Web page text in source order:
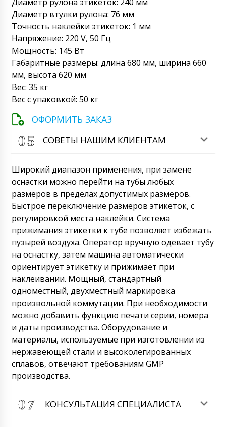
Диаметр втулки рулона: 76 мм
Точность наклейки этикеток: 1 мм
Напряжение: 220 V, 50 Гц
Мощность: 145 Вт
Габаритные размеры: длина 680 мм, ширина 660
мм, высота 620 мм
Вес: 35 кг
Вес с упаковкой: 50 кг
ОФОРМИТЬ ЗАКАЗ
СОВЕТЫ НАШИМ КЛИЕНТАМ
Широкий диапазон применения, при замене
оснастки можно перейти на тубы любых
размеров в пределах допустимых размеров.
Быстрое переключение размеров этикеток, с
регулировкой места наклейки. Система
прижимания этикетки к тубе позволяет избежать
пузырей воздуха. Оператор вручную одевает тубу
на оснастку, затем машина автоматически
ориентирует этикетку и прижимает при
наклеивании. Мощный, стандартный
одноместный, двухместный маркировка
произвольной коммутации. При необходимости
можно добавить функцию печати серии, номера
и даты производства. Оборудование и
материалы, используемые при изготовлении из
нержавеющей стали и высоколегированных
сплавов, отвечают требованиям GMP
производства.
КОНСУЛЬТАЦИЯ СПЕЦИАЛИСТА